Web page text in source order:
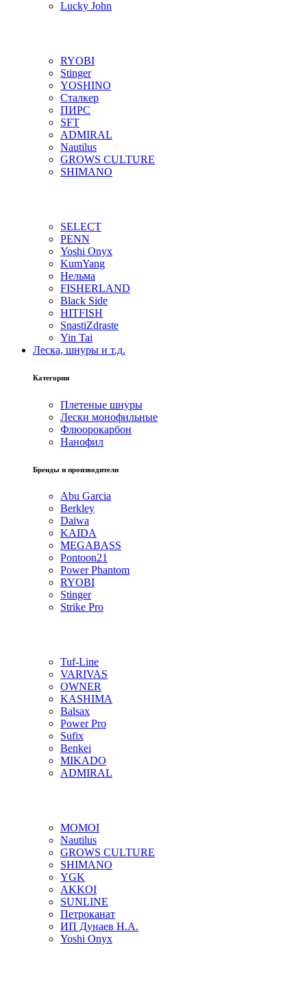
Lucky John
RYOBI
Stinger
YOSHINO
Сталкер
ПИРС
SFT
ADMIRAL
Nautilus
GROWS CULTURE
SHIMANO
SELECT
PENN
Yoshi Onyx
KumYang
Нельма
FISHERLAND
Black Side
HITFISH
SnastiZdraste
Yin Tai
Леска, шнуры и т.д.
Категории
Плетеные шнуры
Лески монофильные
Флюорокарбон
Нанофил
Бренды и производители
Abu Garcia
Berkley
Daiwa
KAIDA
MEGABASS
Pontoon21
Power Phantom
RYOBI
Stinger
Strike Pro
Tuf-Line
VARIVAS
OWNER
KASHIMA
Balsax
Power Pro
Sufix
Benkei
MIKADO
ADMIRAL
MOMOI
Nautilus
GROWS CULTURE
SHIMANO
YGK
AKKOI
SUNLINE
Петроканат
ИП Дунаев Н.А.
Yoshi Onyx